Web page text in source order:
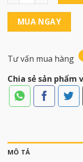
MUA NGAY
Tư vấn mua hàng
Chia sẻ sản phẩm
MÔ TẢ